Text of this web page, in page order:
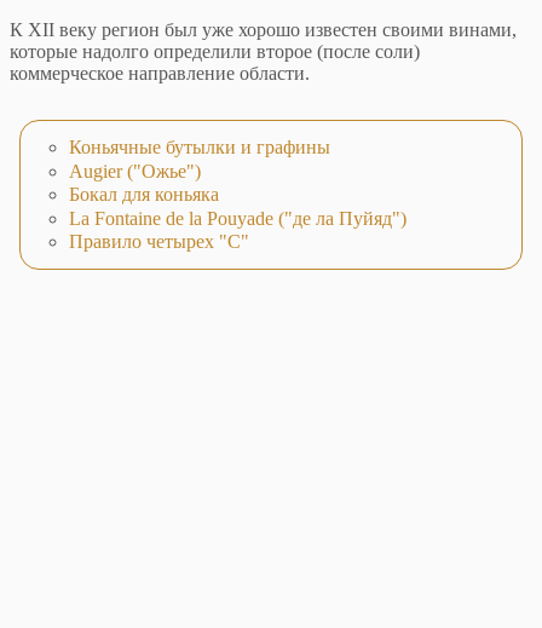
К XII веку регион был уже хорошо известен своими винами,
которые надолго определили второе (после соли)
коммерческое направление области.
Коньячные бутылки и графины
Augier ("Ожье")
Бокал для коньяка
La Fontaine de la Pouyade ("де ла Пуйяд")
Правило четырех "С"